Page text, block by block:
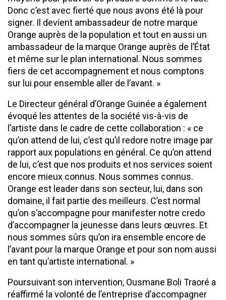
Donc c’est avec fierté que nous avons été là pour
signer. Il devient ambassadeur de notre marque
Orange auprès de la population et tout en aussi un
ambassadeur de la marque Orange auprès de l’État
et même sur le plan international. Nous sommes
fiers de cet accompagnement et nous comptons
sur lui pour ensemble aller de l’avant. »
Le Directeur général d’Orange Guinée a également
évoqué les attentes de la société vis-à-vis de
l’artiste dans le cadre de cette collaboration : « ce
qu’on attend de lui, c’est qu’il redore notre image par
rapport aux populations en général. Ce qu’on attend
de lui, c’est que nos produits et nos services soient
encore mieux connus. Nous sommes connus.
Orange est leader dans son secteur, lui, dans son
domaine, il fait partie des meilleurs. C’est normal
qu’on s’accompagne pour manifester notre credo
d’accompagner la jeunesse dans leurs œuvres. Et
nous sommes sûrs qu’on ira ensemble encore de
l’avant pour la marque Orange et pour son nom aussi
en tant qu’artiste international. »
Poursuivant son intervention, Ousmane Boli Traoré a
réaffirmé la volonté de l’entreprise d’accompagner